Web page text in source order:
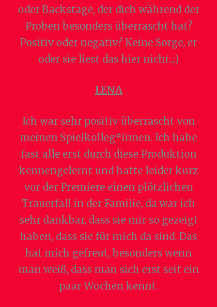
oder Backstage, der dich während der
Proben besonders überrascht hat?
Positiv oder negativ? Keine Sorge, er
oder sie liest das hier nicht..;)
LENA
Ich war sehr positiv überrascht von
meinen Spielkolleg*innen. Ich habe
fast alle erst durch diese Produktion
kennengelernt und hatte leider kurz
vor der Premiere einen plötzlichen
Trauerfall in der Familie, da war ich
sehr dankbar, dass sie mir so gezeigt
haben, dass sie für mich da sind. Das
hat mich gefreut, besonders wenn
man weiß, dass man sich erst seit ein
paar Wochen kennt.